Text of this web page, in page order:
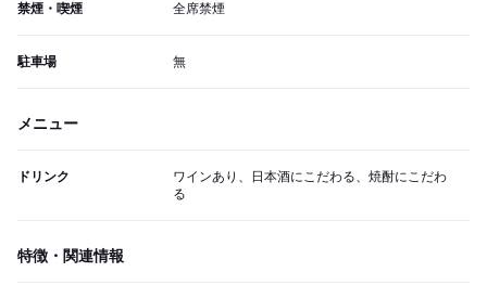
禁煙・喫煙 全席禁煙
駐車場 無
メニュー
ドリンク
ワインあり、日本酒にこだわる、焼酎にこだわ
る
特徴・関連情報